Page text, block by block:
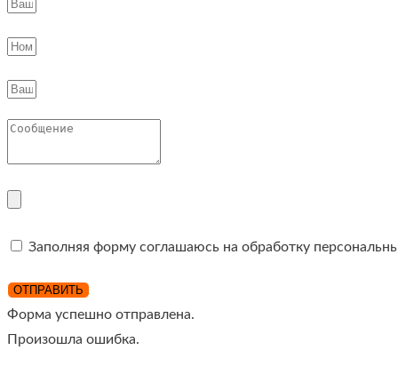
Заполняя форму соглашаюсь на обработку
ОТПРАВИТЬ
Форма успешно отправлена.
Произошла ошибка.